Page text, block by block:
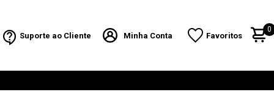
Suporte ao Cliente Minha Conta Favoritos
0